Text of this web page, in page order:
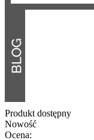
Produkt dostępny
Nowość
Ocena: